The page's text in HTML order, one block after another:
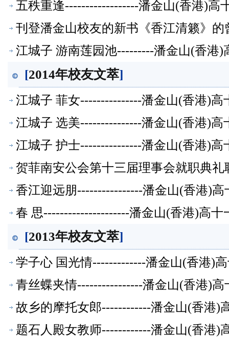
五秩重逢------------------潘金山(香港)高
刊登潘金山校友的新书《香江清籁》
江城子 游南莲园池---------潘金山(香港)
[2014年校友文萃]
江城子 菲女---------------潘金山(香港)高
江城子 选美---------------潘金山(香港)高
江城子 护士---------------潘金山(香港)高
贺菲南安公会第十三届理事会就职典
香江迎远朋----------------潘金山(香港)
春 思---------------------潘金山(香港)高十
[2013年校友文萃]
学子心 国光情-------------潘金山(香港)
青丝蝶夹情----------------潘金山(香港)
故乡的摩托女郎------------潘金山(香港)
题石人殿女教师------------潘金山(香港)